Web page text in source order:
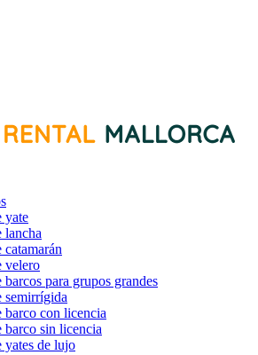
yate
lancha
velero
para grupos grandes
semirrígida
con licencia
sin licencia
de lujo